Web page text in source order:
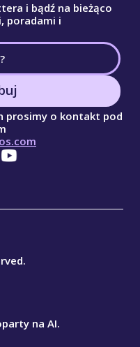
i bądź na bieżąco
poradami i
prosimy o kontakt pod
na AI.